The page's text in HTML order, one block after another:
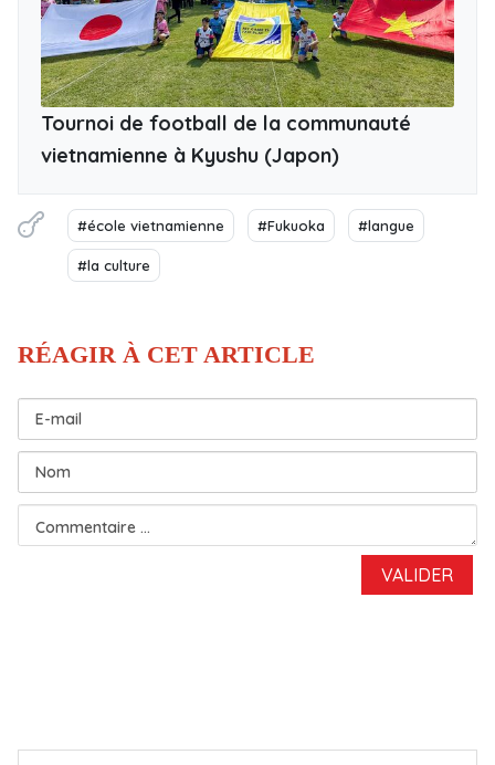
Tournoi de football de la communauté
vietnamienne à Kyushu (Japon)
#école vietnamienne #Fukuoka #langue
#la culture